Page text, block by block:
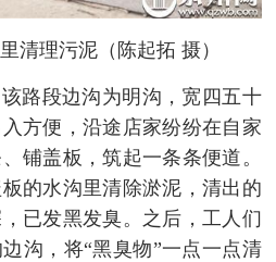
清理污泥（陈起拓 摄）
路段边沟为明沟，宽四五十
方便，沿途店家纷纷在自家
铺盖板，筑起一条条便道。
的水沟里清除淤泥，清出的
已发黑发臭。之后，工人们
沟，将“黑臭物”一点一点清